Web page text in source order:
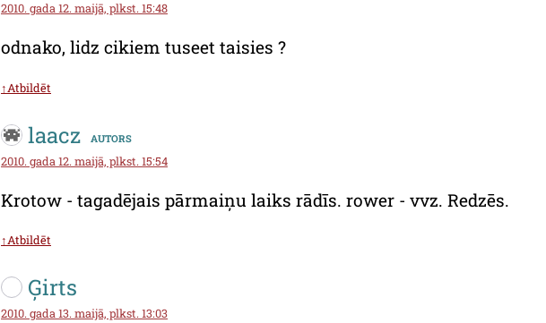
2010. gada 12. maijā, plkst. 15:48
odnako, lidz cikiem tuseet taisies ?
↑Atbildēt
laacz autors
2010. gada 12. maijā, plkst. 15:54
Krotow - tagadējais pārmaiņu laiks rādīs. rower - vvz. Redzēs.
↑Atbildēt
Ģirts
2010. gada 13. maijā, plkst. 13:03